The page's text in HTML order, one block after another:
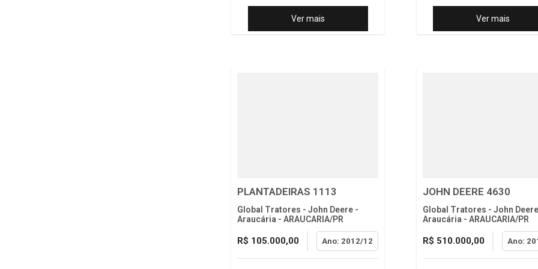
Ver mais Ver mais
PLANTADEIRAS 1113
Global Tratores - John Deere -
Araucária - ARAUCARIA/PR
R$ 105.000,00 Ano: 2012/12
JOHN DEERE 4630
Global Tratores - John
Araucária - ARAUCARIA/PR
R$ 510.000,00 Ano: